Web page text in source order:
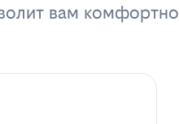
вам комфортно